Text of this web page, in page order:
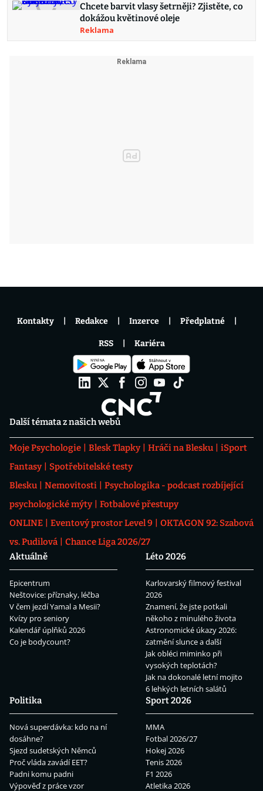
Chcete barvit vlasy šetrněji? Zjistěte, co
dokážou květinové oleje
Reklama
Další témata z našich webů
Moje Psychologie Blesk Tlapky Hráči na Blesku
iSport
Fantasy
Spotřebitelské testy
Blesku
Nemovitosti
Psychologika - podcast rozbíjející
psychologické mýty
Fotbalové přestupy
ONLINE
Eventový prostor Level 9
OKTAGON 92: Szabová
vs. Pudilová
Chance Liga 2026/27
Aktuálně
Epicentrum
Neštovice: příznaky, léčba
V čem jezdí Yamal a Mesii?
Kvízy pro seniory
Kalendář úplňků 2026
Co je bodycount?
Léto 2026
Karlovarský filmový festival
2026
Znamení, že jste potkali
někoho z minulého života
Astronomické úkazy 2026:
zatmění slunce a další
Jak obléci miminko při
vysokých teplotách?
Jak na dokonalé letní mojito
6 lehkých letních salátů
Politika
Nová superdávka: kdo na ní
dosáhne?
Sjezd sudetských Němců
Proč vláda zavádí EET?
Padni komu padni
Výpověď z práce vzor
Sport 2026
MMA
Fotbal 2026/27
Hokej 2026
Tenis 2026
F1 2026
Atletika 2026
Kontakty Redakce Inzerce Předplatné
RSS Kariéra